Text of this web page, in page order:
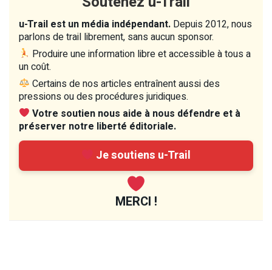
u-Trail est un média indépendant. Depuis 2012, nous
parlons de trail librement, sans aucun sponsor.
Produire une information libre et accessible à tous a
un coût.
Certains de nos articles entraînent aussi des
pressions ou des procédures juridiques.
Votre soutien nous aide à nous défendre et à
préserver notre liberté éditoriale.
Je soutiens u-Trail
MERCI !